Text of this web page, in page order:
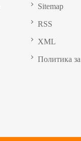
Sitemap
RSS
XML
Политика